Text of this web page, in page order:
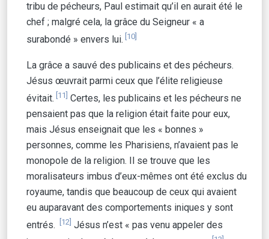
tribu de pécheurs, Paul estimait qu’il en aurait été le
chef ; malgré cela, la grâce du Seigneur « a
surabondé » envers lui. [10]
La grâce a sauvé des publicains et des pécheurs.
Jésus œuvrait parmi ceux que l’élite religieuse
évitait. [11] Certes, les publicains et les pécheurs ne
pensaient pas que la religion était faite pour eux,
mais Jésus enseignait que les « bonnes »
personnes, comme les Pharisiens, n’avaient pas le
monopole de la religion. Il se trouve que les
moralisateurs imbus d’eux-mêmes ont été exclus du
royaume, tandis que beaucoup de ceux qui avaient
eu auparavant des comportements iniques y sont
entrés.
[12] Jésus n’est « pas venu appeler des